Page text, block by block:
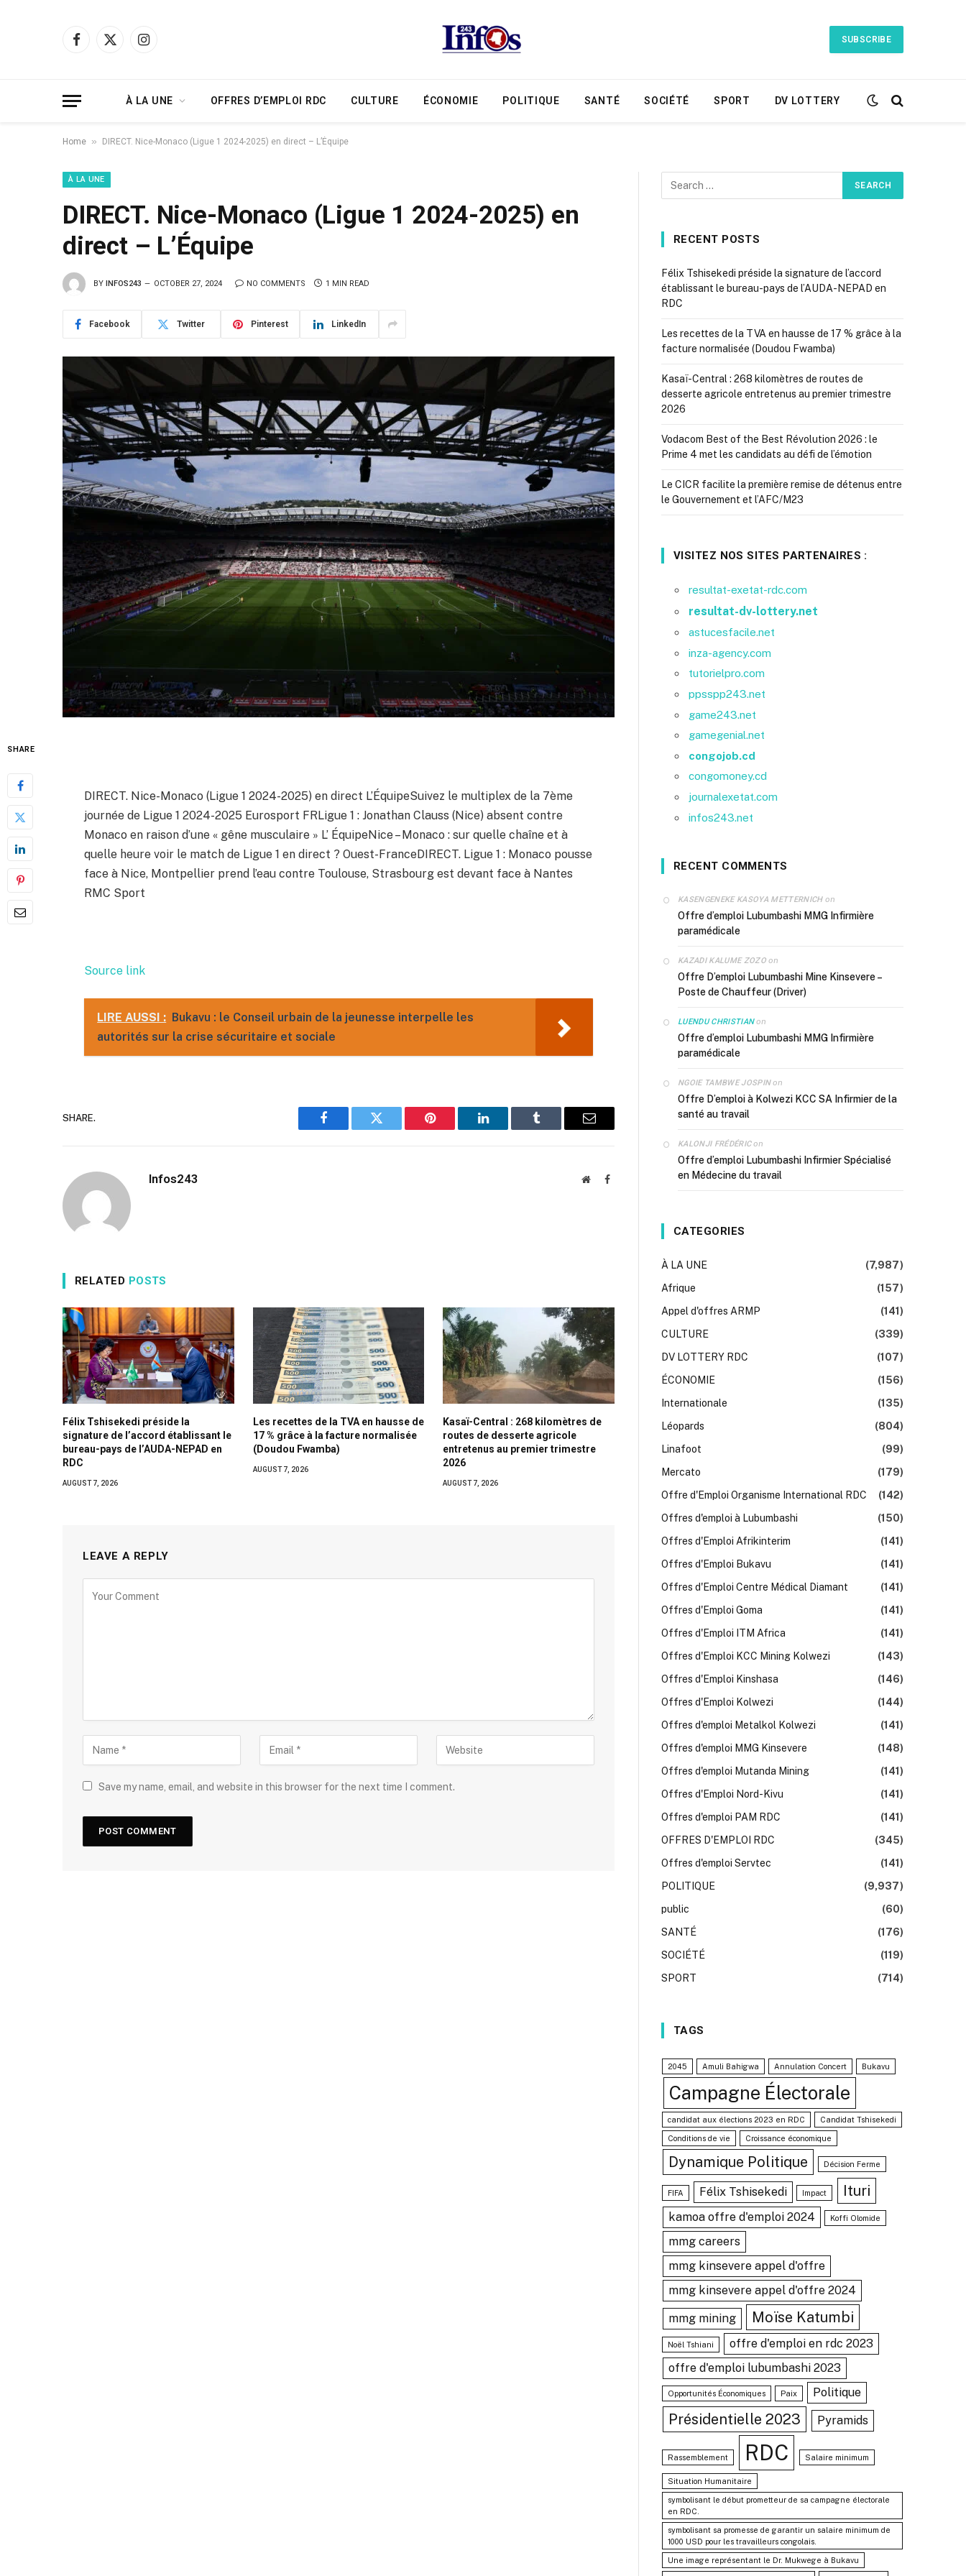
Facebook
X
Instagram
SUBSCRIBE
À LA UNE OFFRES D’EMPLOI RDC CULTURE ÉCONOMIE POLITIQUE SANTÉ SOCIÉTÉ SPORT DV LOTTERY
Home » DIRECT. Nice-Monaco (Ligue 1 2024-2025) en direct – L’Équipe
À LA UNE
DIRECT. Nice-Monaco (Ligue 1 2024-2025) en
direct – L’Équipe
BY INFOS243 OCTOBER 27, 2024 NO COMMENTS 1 MIN READ
Facebook Twitter Pinterest LinkedIn
SHARE
DIRECT. Nice-Monaco (Ligue 1 2024-2025) en direct L’ÉquipeSuivez le multiplex de la 7ème
journée de Ligue 1 2024-2025 Eurosport FRLigue 1 : Jonathan Clauss (Nice) absent contre
Monaco en raison d’une « gêne musculaire » L’ ÉquipeNice – Monaco : sur quelle chaîne et à
quelle heure voir le match de Ligue 1 en direct ? Ouest-FranceDIRECT. Ligue 1 : Monaco pousse
face à Nice, Montpellier prend l’eau contre Toulouse, Strasbourg est devant face à Nantes
RMC Sport
Source link
LIRE AUSSI : Bukavu : le Conseil urbain de la jeunesse interpelle les
autorités sur la crise sécuritaire et sociale
SHARE.
Facebook Twitter Pinterest LinkedIn Tumblr Email
Infos243 WebsiteFacebook
RELATED POSTS
Félix Tshisekedi préside la
signature de l’accord établissant le
bureau-pays de l’AUDA-NEPAD en
RDC
AUGUST 7, 2026
Les recettes de la TVA en hausse de
17 % grâce à la facture normalisée
(Doudou Fwamba)
AUGUST 7, 2026
Kasaï-Central : 268 kilomètres de
routes de desserte agricole
entretenus au premier trimestre
2026
AUGUST 7, 2026
LEAVE A REPLY
Save my name, email, and website in this browser for the next time I comment.
RECENT POSTS
Félix Tshisekedi préside la signature de l’accord
établissant le bureau-pays de l’AUDA-NEPAD en
RDC
Les recettes de la TVA en hausse de 17 % grâce à la
facture normalisée (Doudou Fwamba)
Kasaï-Central : 268 kilomètres de routes de
desserte agricole entretenus au premier trimestre
2026
Vodacom Best of the Best Révolution 2026 : le
Prime 4 met les candidats au défi de l’émotion
Le CICR facilite la première remise de détenus entre
le Gouvernement et l’AFC/M23
VISITEZ NOS SITES PARTENAIRES :
resultat-exetat-rdc.com
resultat-dv-lottery.net
astucesfacile.net
inza-agency.com
tutorielpro.com
ppsspp243.net
game243.net
gamegenial.net
congojob.cd
congomoney.cd
journalexetat.com
infos243.net
RECENT COMMENTS
KASENGENEKE KASOYA METTERNICHon
Offre d’emploi Lubumbashi MMG Infirmière
paramédicale
KAZADI KALUME ZOZOon
Offre D’emploi Lubumbashi Mine Kinsevere –
Poste de Chauffeur (Driver)
LUENDU CHRISTIANon
Offre d’emploi Lubumbashi MMG Infirmière
paramédicale
NGOIE TAMBWE JOSPINon
Offre D’emploi à Kolwezi KCC SA Infirmier de la
santé au travail
KALONJI FRÉDÉRICon
Offre d’emploi Lubumbashi Infirmier Spécialisé
en Médecine du travail
CATEGORIES
À LA UNE
(7,987)
Afrique
(157)
Appel d'offres ARMP
(141)
CULTURE
(339)
DV LOTTERY RDC
(107)
ÉCONOMIE
(156)
Internationale
(135)
Léopards
(804)
Linafoot
(99)
Mercato
(179)
Offre d'Emploi Organisme International RDC
(142)
Offres d'emploi à Lubumbashi
(150)
Offres d'Emploi Afrikinterim
(141)
Offres d'Emploi Bukavu
(141)
Offres d'Emploi Centre Médical Diamant
(141)
Offres d'Emploi Goma
(141)
Offres d'Emploi ITM Africa
(141)
Offres d'Emploi KCC Mining Kolwezi
(143)
Offres d'Emploi Kinshasa
(146)
Offres d'Emploi Kolwezi
(144)
Offres d'emploi Metalkol Kolwezi
(141)
Offres d'emploi MMG Kinsevere
(148)
Offres d'emploi Mutanda Mining
(141)
Offres d'Emploi Nord-Kivu
(141)
Offres d'emploi PAM RDC
(141)
OFFRES D'EMPLOI RDC
(345)
Offres d'emploi Servtec
(141)
POLITIQUE
(9,937)
public
(60)
SANTÉ
(176)
SOCIÉTÉ
(119)
SPORT
(714)
TAGS
2045 Amuli Bahigwa Annulation Concert Bukavu
Campagne Électorale
candidat aux élections 2023 en RDC Candidat Tshisekedi
Conditions de vie Croissance économique
Dynamique Politique Décision Ferme
FIFA Félix Tshisekedi Impact Ituri
kamoa offre d'emploi 2024 Koffi Olomide
mmg careers
mmg kinsevere appel d'offre
mmg kinsevere appel d'offre 2024
mmg mining Moïse Katumbi
Noël Tshiani
offre d'emploi en rdc 2023
offre d'emploi lubumbashi 2023
Opportunités Économiques Paix Politique
Présidentielle 2023 Pyramids
Rassemblement RDC Salaire minimum
Situation Humanitaire
symbolisant le début prometteur de sa campagne électorale
en RDC.
symbolisant sa promesse de garantir un salaire minimum de
1000 USD pour les travailleurs congolais.
Une image représentant le Dr. Mukwege à Bukavu